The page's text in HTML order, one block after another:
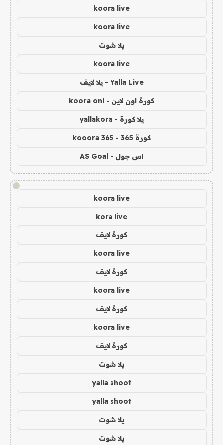
koora live
koora live
يلا شوت
koora live
Yalla Live - يلا لايف
كورة اون لاين - koora onl
يلا كورة - yallakora
كورة 365 - kooora 365
اس جول - AS Goal
!
koora live
kora live
كورة لايف
koora live
كورة لايف
koora live
كورة لايف
koora live
كورة لايف
يلا شوت
yalla shoot
yalla shoot
يلا شوت
يلا شوت